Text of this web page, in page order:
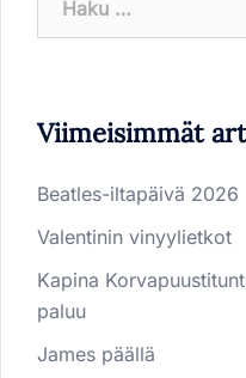
Viimeisimmät
Beatles-iltapäivä 2026
Valentinin vinyylietkot
Kapina
paluu
James päällä